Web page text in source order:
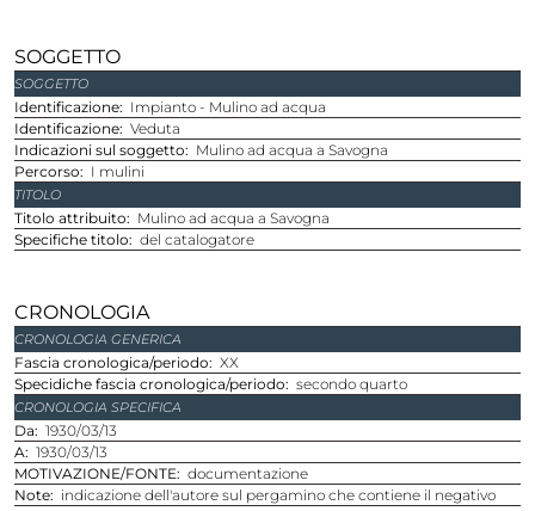
SOGGETTO
SOGGETTO
Identificazione
Impianto - Mulino ad acqua
Identificazione Veduta
Indicazioni sul soggetto
Mulino ad acqua a Savogna
Percorso
I mulini
TITOLO
Titolo attribuito
Mulino ad acqua a Savogna
Specifiche titolo
del catalogatore
CRONOLOGIA
CRONOLOGIA GENERICA
Fascia cronologica/periodo
XX
Specidiche fascia cronologica/periodo
secondo quarto
CRONOLOGIA SPECIFICA
Da
1930/03/13
A
1930/03/13
MOTIVAZIONE/FONTE
documentazione
Note
indicazione dell'autore sul pergamino che contiene il negativo